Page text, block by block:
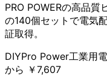
PRO POWERの高品
の140個セットで電気
証取得。
DIYPro Power工業用
から ￥7,607